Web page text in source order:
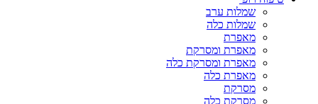
שמלות ערב
שמלות כלה
מאפרת
מאפרת ומסרקת
מאפרת ומסרקת כלה
מאפרת כלה
מסרקת
מסרקת כלה